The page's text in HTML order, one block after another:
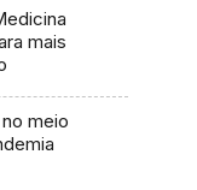
mais
meio